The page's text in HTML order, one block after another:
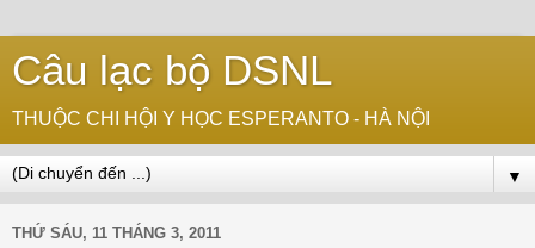
Câu lạc bộ DSNL
THUỘC CHI HỘI Y HỌC ESPERANTO - HÀ NỘI
▼
THỨ SÁU, 11 THÁNG 3, 2011